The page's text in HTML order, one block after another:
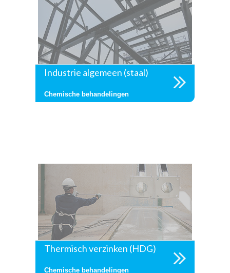
Industrie algemeen (staal)
Chemische behandelingen
Thermisch verzinken (HDG)
Chemische behandelingen